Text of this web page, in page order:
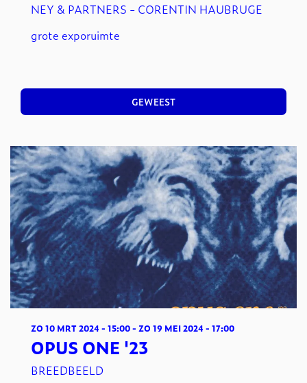
NEY & PARTNERS - CORENTIN HAUBRUGE
grote exporuimte
GEWEEST
OPUS ONE '23
BREEDBEELD
ZO 10 MRT 2024 - 15:00- ZO 19 MEI 2024 - 17:00